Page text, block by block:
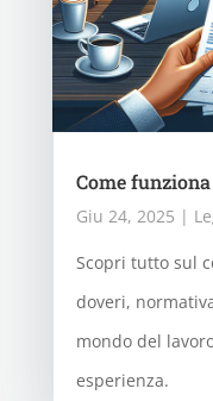
Come
Giu 24, 2025 |
Scopri tutto sul
doveri,
mondo del
esperienza.